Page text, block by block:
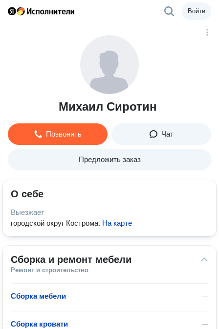
Войти
Михаил Сиротин
Позвонить Чат
Предложить заказ
О себе
Выезжает
городской округ Кострома. На карте
Сборка и ремонт мебели
Ремонт и строительство
—
Сборка мебели
—
Сборка кровати